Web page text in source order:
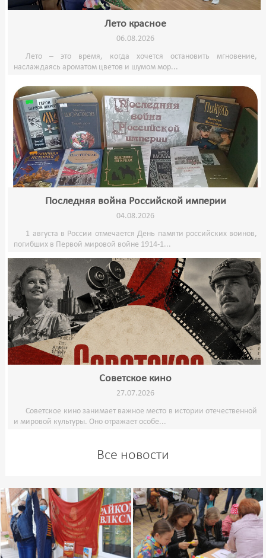
Лето красное
06.08.2026
Лето – это время, когда хочется остановить мгновение,
наслаждаясь ароматом цветов и шумом мор...
Последняя война Российской империи
04.08.2026
1 августа в России отмечается День памяти российских воинов,
погибших в Первой мировой войне 1914-1...
Советское кино
27.07.2026
Советское кино занимает важное место в истории отечественной
и мировой культуры. Оно отражает особе...
Все новости